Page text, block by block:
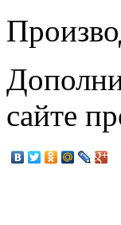
сайте